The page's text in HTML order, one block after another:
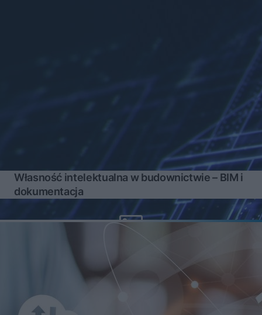
Własność intelektualna w budownictwie – BIM i
dokumentacja